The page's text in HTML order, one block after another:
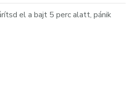
el a bajt 5 perc alatt, pánik